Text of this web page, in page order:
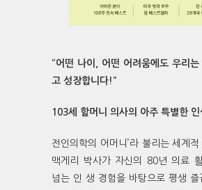
“어떤 나이, 어떤 어려움에도 우리
고 성장합니다!”
103세 할머니 의사의 아주 특별한 인
전인의학의 어머니’라 불리는 세계
맥게리 박사가 자신의 80년 의료
넘는 인 생 경험을 바탕으로 평생